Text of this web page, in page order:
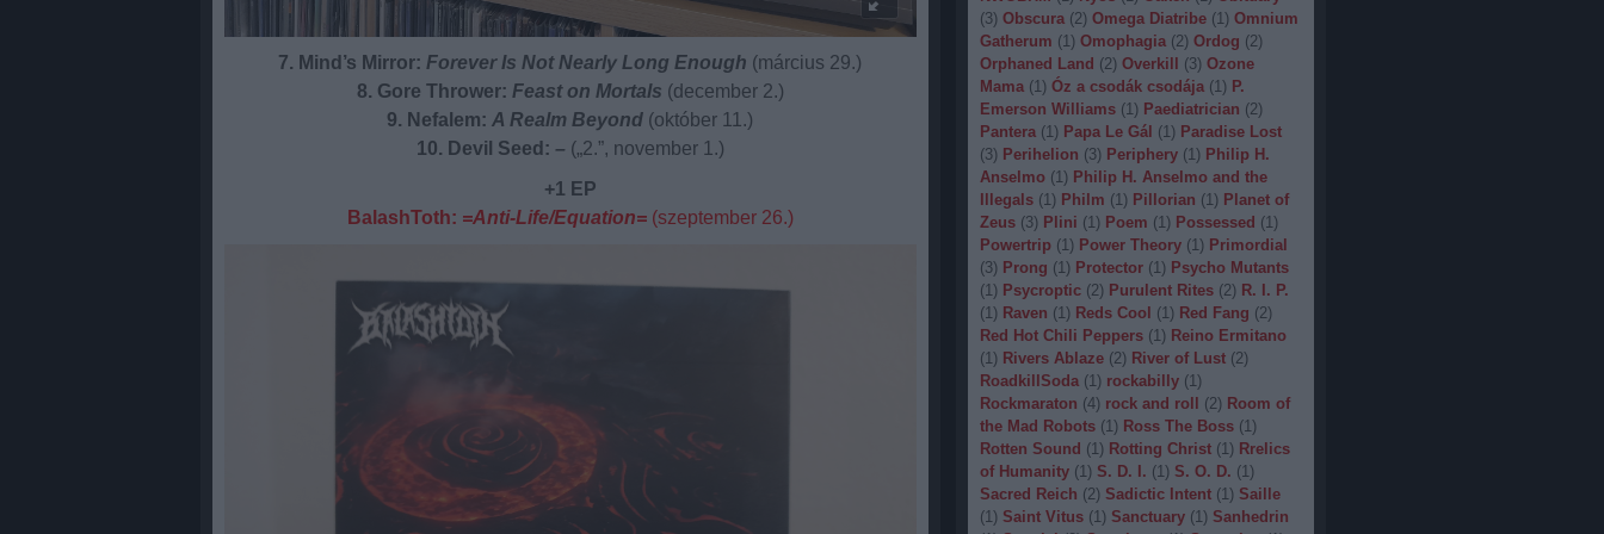
(3) Obscura (2) Omega Diatribe (1) Omnium
Gatherum (1) Omophagia (2) Ordog (2)
Orphaned Land (2) Overkill (3) Ozone
Mama (1) Óz a csodák csodája (1) P.
Emerson Williams (1) Paediatrician (2)
Pantera (1) Papa Le Gál (1) Paradise Lost
(3) Perihelion (3) Periphery (1) Philip H.
Anselmo (1) Philip H. Anselmo and the
Illegals (1) Philm (1) Pillorian (1) Planet of
Zeus (3) Plini (1) Poem (1) Possessed (1)
Powertrip (1) Power Theory (1) Primordial
(3) Prong (1) Protector (1) Psycho Mutants
(1) Psycroptic (2) Purulent Rites (2) R. I. P.
(1) Raven (1) Reds Cool (1) Red Fang (2)
Red Hot Chili Peppers (1) Reino Ermitano
(1) Rivers Ablaze (2) River of Lust (2)
RoadkillSoda (1) rockabilly (1)
Rockmaraton (4) rock and roll (2) Room of
the Mad Robots (1) Ross The Boss (1)
Rotten Sound (1) Rotting Christ (1) Rrelics
of Humanity (1) S. D. I. (1) S. O. D. (1)
Sacred Reich (2) Sadictic Intent (1) Saille
(1) Saint Vitus (1) Sanctuary (1) Sanhedrin
7. Mind’s Mirror: Forever Is Not Nearly Long Enough (március 29.)
8. Gore Thrower: Feast on Mortals (december 2.)
9. Nefalem: A Realm Beyond (október 11.)
10. Devil Seed: – („2.”, november 1.)
+1 EP
BalashToth: =Anti-Life/Equation=(szeptember 26.)